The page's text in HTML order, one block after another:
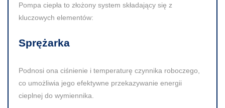
Pompa ciepła to złożony system składający się z
kluczowych elementów:
Sprężarka
Podnosi ona ciśnienie i temperaturę czynnika roboczego,
co umożliwia jego efektywne przekazywanie energii
cieplnej do wymiennika.